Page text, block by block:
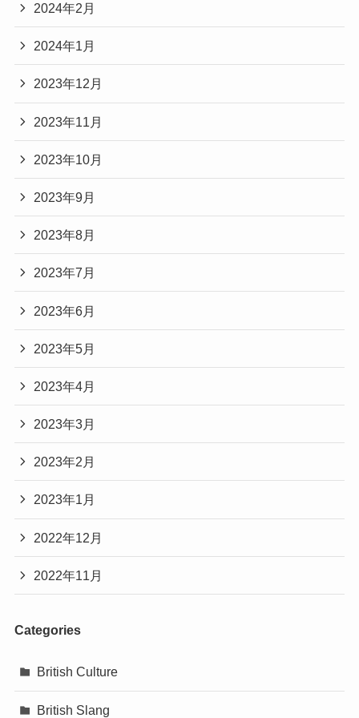
2024年2月
2024年1月
2023年12月
2023年11月
2023年10月
2023年9月
2023年8月
2023年7月
2023年6月
2023年5月
2023年4月
2023年3月
2023年2月
2023年1月
2022年12月
2022年11月
Categories
British Culture
British Slang